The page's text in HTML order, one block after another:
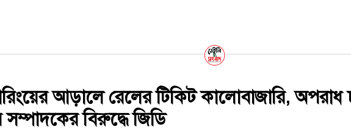
আড়ালে রেলের টিকিট কালোবাজারি, অপরাধ
বিরুদ্ধে জিডি